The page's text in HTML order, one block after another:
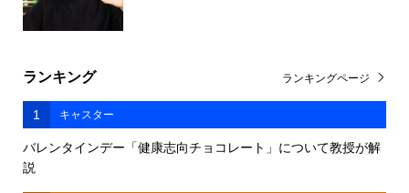
ランキング
1 キャスター
バレンタインデー「健康志向チョコレート」について教授が解
説
ランキングページ